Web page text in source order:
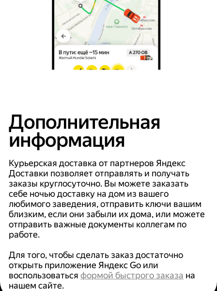
Дополнительная
информация
Курьерская доставка от партнеров Яндекс
Доставки позволяет отправлять и получать
заказы круглосуточно. Вы можете заказать
себе ночью доставку на дом из вашего
любимого заведения, отправить ключи вашим
близким, если они забыли их дома, или можете
отправить важные документы коллегам по
работе.
Для того, чтобы сделать заказ достаточно
открыть приложение Яндекс Go или
воспользоватьсяформой быстрого заказа на
нашем сайте.